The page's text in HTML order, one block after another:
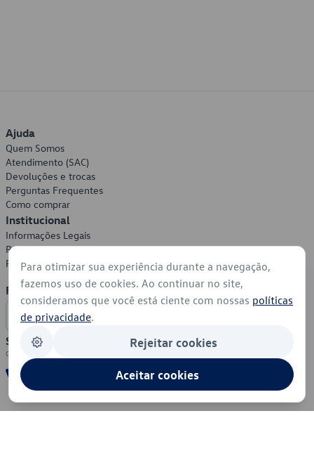
Ajuda
Quem Somos
Atendimento (SAC)
Devoluções e trocas
Perguntas Frequentes
Como comprar
Institucional
Informações Legais
Política de Privacidade
Política de Cookies
Formas de Pagamento
Segurança
Para otimizar sua experiência durante a navegação,
fazemos uso de cookies. Ao continuar no site,
consideramos que você está ciente com nossas políticas
de privacidade.
Rejeitar cookies
Aceitar cookies